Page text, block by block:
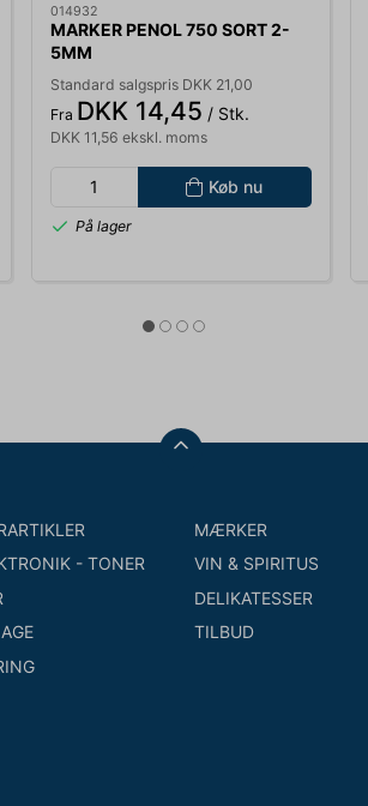
014932
MARKER PENOL 750 SORT 2-
5MM
Standard salgspris DKK 21,00
Fra DKK 14,45 / Stk.
DKK 11,56 ekskl. moms
Køb nu
På lager
- TONER
MÆRKER
VIN & SPIRITUS
DELIKATESSER
TILBUD